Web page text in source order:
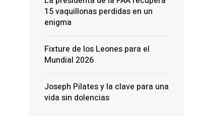
15 vaquillonas perdidas en un
enigma
Fixture de los Leones para el
Mundial 2026
Joseph Pilates y la clave para una
vida sin dolencias